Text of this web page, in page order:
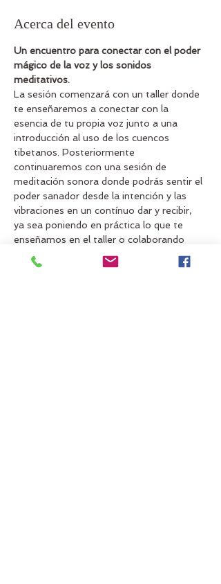
Acerca del evento
Un encuentro para conectar con el poder
mágico de la voz y los sonidos
meditativos.
La sesión comenzará con un taller donde
te enseñaremos a conectar con la
esencia de tu propia voz junto a una
introducción al uso de los cuencos
tibetanos. Posteriormente
continuaremos con una sesión de
meditación sonora donde podrás sentir el
poder sanador desde la intención y las
vibraciones en un contínuo dar y recibir,
ya sea poniendo en práctica lo que te
enseñamos en el taller o colaborando
activamente si ya tienes experiencia en
sonoterápia.